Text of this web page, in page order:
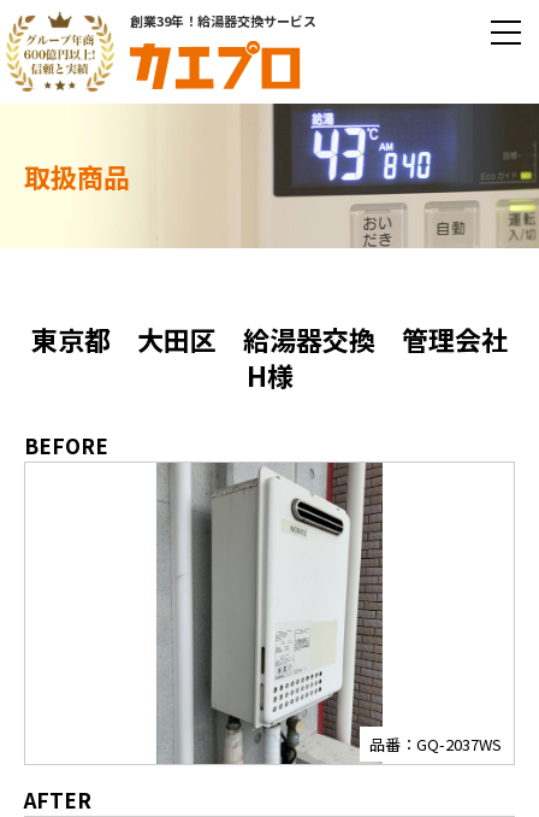
創業39年！給湯器交換サービス
取扱商品
東京都 大田区 給湯器交換 管理会社
H様
BEFORE
品番：GQ-2037WS
AFTER